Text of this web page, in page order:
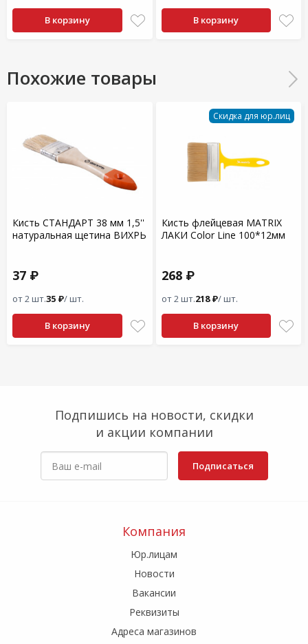
В корзину В корзину
Похожие товары
Кисть СТАНДАРТ 38 мм 1,5''
натуральная щетина ВИХРЬ
37 ₽
от 2 шт.35 ₽/ шт.
В корзину
Скидка для юр.лиц
Кисть флейцевая MATRIX
ЛАКИ Color Line 100*12мм
268 ₽
от 2 шт.218 ₽/ шт.
В корзину
Подпишись на новости, скидки
и акции компании
Подписаться
Компания
Юр.лицам
Новости
Вакансии
Реквизиты
Адреса магазинов